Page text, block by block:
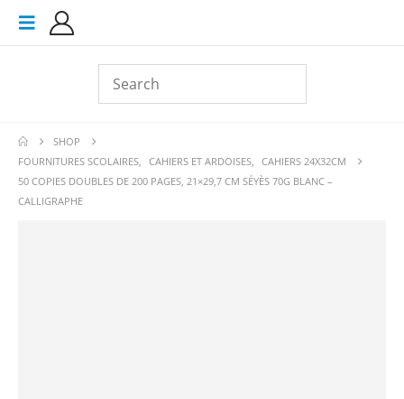
SHOP
FOURNITURES SCOLAIRES, CAHIERS ET ARDOISES, CAHIERS 24X32CM
50 COPIES DOUBLES DE 200 PAGES, 21×29,7 CM SÉYÈS 70G BLANC –
CALLIGRAPHE